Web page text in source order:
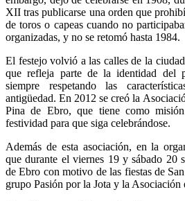
XII tras publicarse una orden que
de toros o capeas cuando no
organizadas, y no se retomó hasta 1984.
El festejo volvió a las calles de la
que refleja parte de la identidad del
siempre respetando las
antigüedad. En 2012 se creó la
Pina de Ebro, que tiene como
festividad para que siga celebrándose.
Además de esta asociación, en la
que durante el viernes 19 y sábado 20
de Ebro con motivo de las fiestas de
grupo Pasión por la Jota y la